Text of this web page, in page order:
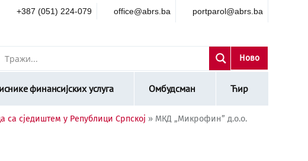
+387 (051) 224-079 office@abrs.ba portparol@abrs.ba
Ново
финансијских услуга Омбудсман Ћир
сједиштем у Републици Српској » МКД „Микрофин” д.о.о.